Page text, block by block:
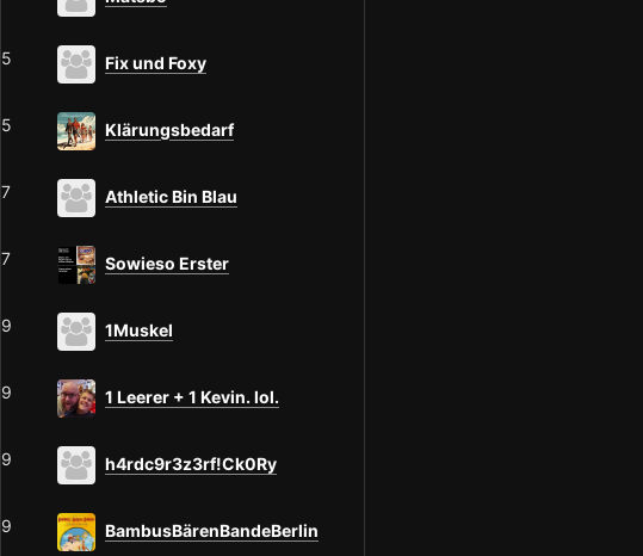
5 Fix und Foxy
5 Klärungsbedarf
7 Athletic Bin Blau
7 Sowieso Erster
9 1Muskel
9 1 Leerer + 1 Kevin. lol.
9 h4rdc9r3z3rf!Ck0Ry
9 BambusBärenBandeBerlin